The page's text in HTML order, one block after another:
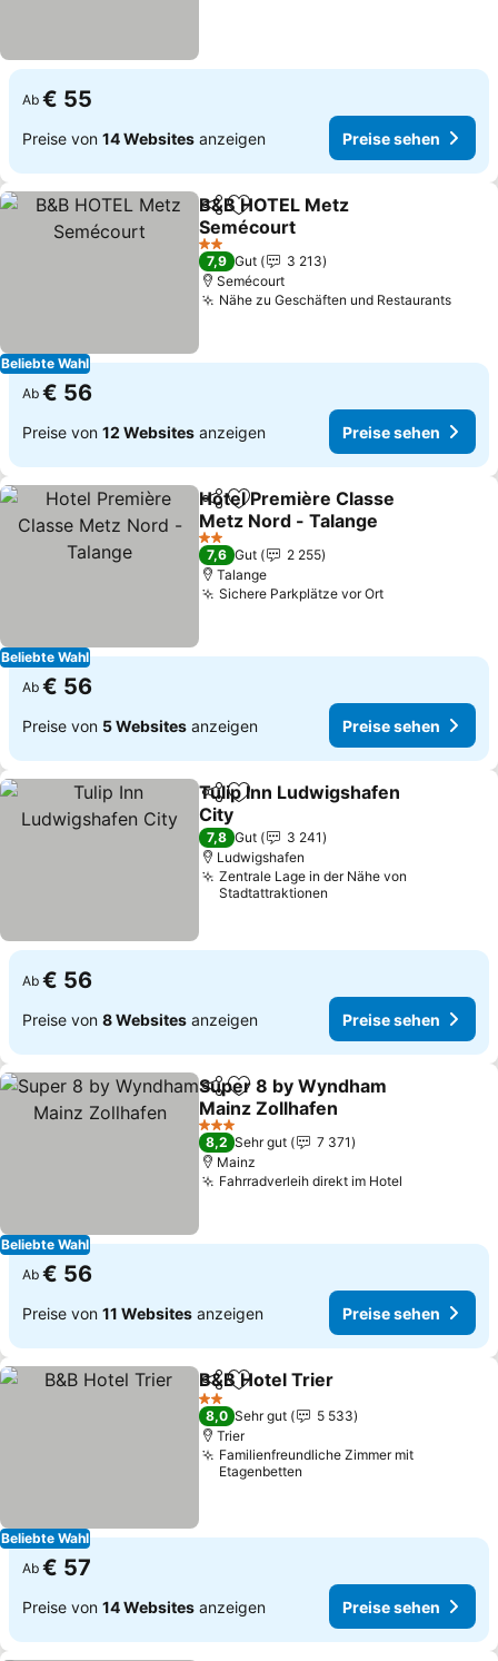
Ab € 55
Preise von 14 Websites anzeigen Preise sehen
Beliebte Wahl
TeilenZu Favoriten hinzufügen
B&B HOTEL Metz
Semécourt
2 Sterne
7,9 Gut
3 213
Semécourt
Nähe zu Geschäften und Restaurants
Ab € 56
Preise von 12 Websites anzeigen Preise sehen
Beliebte Wahl
TeilenZu Favoriten hinzufügen
Hotel Première Classe
Metz Nord - Talange
2 Sterne
7,6 Gut
2 255
Talange
Sichere Parkplätze vor Ort
Ab € 56
Preise von 5 Websites anzeigen Preise sehen
TeilenZu Favoriten hinzufügen
Tulip Inn Ludwigshafen
City
7,8 Gut
3 241
Ludwigshafen
Zentrale Lage in der Nähe von
Stadtattraktionen
Ab € 56
Preise von 8 Websites anzeigen Preise sehen
Beliebte Wahl
TeilenZu Favoriten hinzufügen
Super 8 by Wyndham
Mainz Zollhafen
3 Sterne
8,2 Sehr gut
7 371
Mainz
Fahrradverleih direkt im Hotel
Ab € 56
Preise von 11 Websites anzeigen Preise sehen
Beliebte Wahl
TeilenZu Favoriten hinzufügen
B&B Hotel Trier
2 Sterne
8,0 Sehr gut
5 533
Trier
Familienfreundliche Zimmer mit
Etagenbetten
Ab € 57
Preise von 14 Websites anzeigen Preise sehen